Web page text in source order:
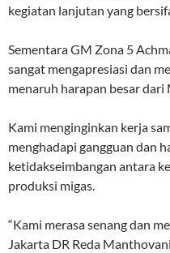
kegiatan lanjutan yang
Sementara GM Zona 5
sangat mengapresiasi dan
menaruh harapan besar dari
Kami menginginkan kerja
menghadapi gangguan dan
ketidakseimbangan antara
produksi migas.
“Kami merasa senang dan
Jakarta DR Reda